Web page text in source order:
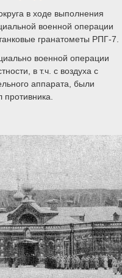
в ходе выполнения
военной операции
гранатометы РПГ-7.
военной операции
в т.ч. с воздуха с
аппарата, были